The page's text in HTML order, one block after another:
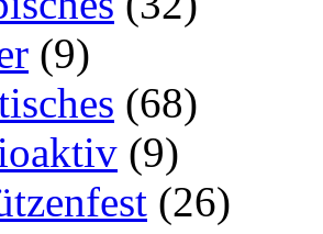
(9)
(68)
(9)
(26)